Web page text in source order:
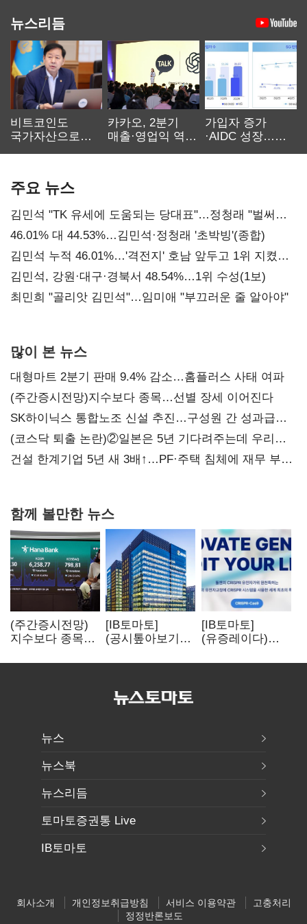
뉴스리듬
비트코인도
국가자산으로…'
카카오, 2분기
매출·영업익 역대
가입자 증가
·AIDC 성장…
주요 뉴스
김민석 "TK 유세에 도움되는 당대표"…정청래 "벌써
대표된 양 당직 배분"
46.01% 대 44.53%…김민석·정청래 '초박빙'(종합)
김민석 누적 46.01%…'격전지' 호남 앞두고 1위 지켰다
(2보)
김민석, 강원·대구·경북서 48.54%…1위 수성(1보)
최민희 "골리앗 김민석"…임미애 "부끄러운 줄 알아야"
많이 본 뉴스
대형마트 2분기 판매 9.4% 감소…홈플러스 사태 여파
(주간증시전망)지수보다 종목…선별 장세 이어진다
SK하이닉스 통합노조 신설 추진…구성원 간 성과급
불만 확산
(코스닥 퇴출 논란)②일본은 5년 기다려주는데 우리는
당장 퇴출?…시간만으론 부족한 코스닥 구하기
건설 한계기업 5년 새 3배↑…PF·주택 침체에 재무 부담
함께 볼만한 뉴스
(주간증시전망)
지수보다 종목…
이어진다
[IB토마토]
(공시톺아보기)
바로 매출로
[IB토마토]
(유증레이다)
3분의 1 토막…
뉴스
뉴스북
뉴스리듬
토마토증권통 Live
IB토마토
회사소개 개인정보취급방침 서비스 이용약관
고충처리
정정반론보도